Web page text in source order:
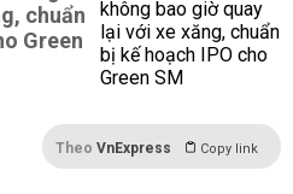
chuẩn
Green
Theo VnExpress Copy link